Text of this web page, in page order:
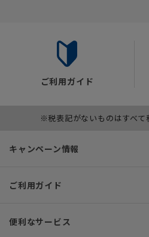
ご利用ガイド
※税表記がないものはすべて
キャンペーン情報
ご利用ガイド
便利なサービス